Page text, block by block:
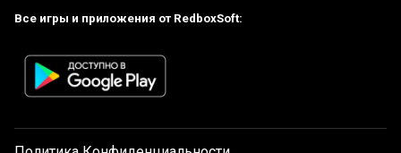
Все игры и приложения от RedboxSoft: